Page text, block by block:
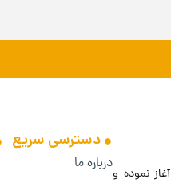
فروشگاه بهرامی فعالیت خود را از سال ۱۳۸۵ آغاز نموده و
دسترسی سریع
درباره ما